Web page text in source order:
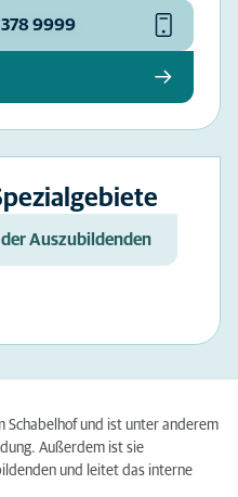
378 9999
Auszubildenden
Schabelhof und ist unter anderem
Außerdem ist sie
und leitet das interne